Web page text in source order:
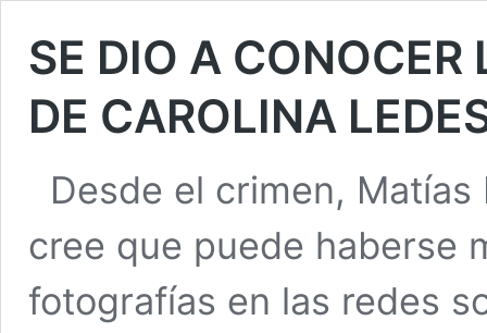
SE DIO A
DE CAROLINA
Desde el crimen,
cree que puede haberse
fotografías en las redes